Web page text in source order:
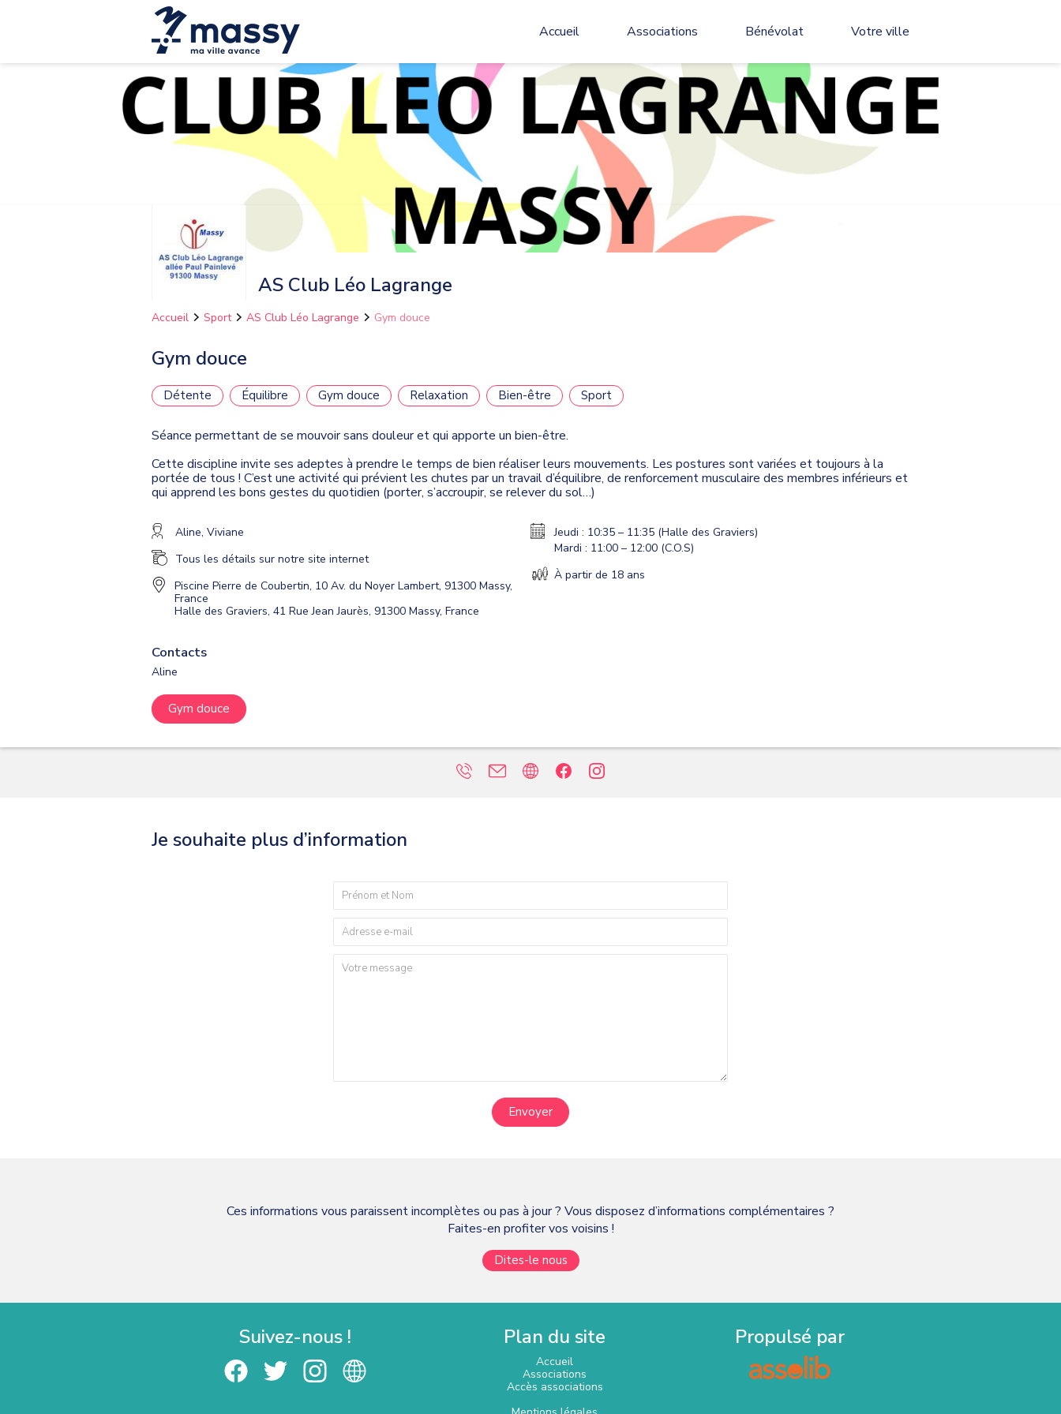
Accueil Associations Bénévolat Votre ville
AS Club Léo Lagrange
Accueil Sport AS Club Léo Lagrange Gym douce
Gym douce
Détente Équilibre Gym douce Relaxation Bien-être Sport
Séance permettant de se mouvoir sans douleur et qui apporte un bien-être.
Cette discipline invite ses adeptes à prendre le temps de bien réaliser leurs mouvements. Les postures sont variées et toujours à la
portée de tous ! C’est une activité qui prévient les chutes par un travail d’équilibre, de renforcement musculaire des membres inférieurs et
qui apprend les bons gestes du quotidien (porter, s’accroupir, se relever du sol…)
Aline, Viviane
Tous les détails sur notre site internet
Piscine Pierre de Coubertin, 10 Av. du Noyer Lambert, 91300 Massy,
France
Halle des Graviers, 41 Rue Jean Jaurès, 91300 Massy, France
Jeudi : 10:35 – 11:35 (Halle des Graviers)
Mardi : 11:00 – 12:00 (C.O.S)
À partir de 18 ans
Contacts
Aline
Gym douce
Je souhaite plus d’information
Envoyer
Ces informations vous paraissent incomplètes ou pas à jour ? Vous disposez d’informations complémentaires ?
Faites-en profiter vos voisins !
Dites-le nous
Suivez-nous ! Plan du site
Accueil
Associations
Accès associations
Propulsé par